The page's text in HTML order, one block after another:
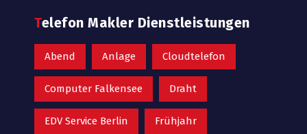
Telefon Makler Dienstleistungen
Abend Anlage Cloudtelefon
Computer Falkensee Draht
EDV Service Berlin Frühjahr